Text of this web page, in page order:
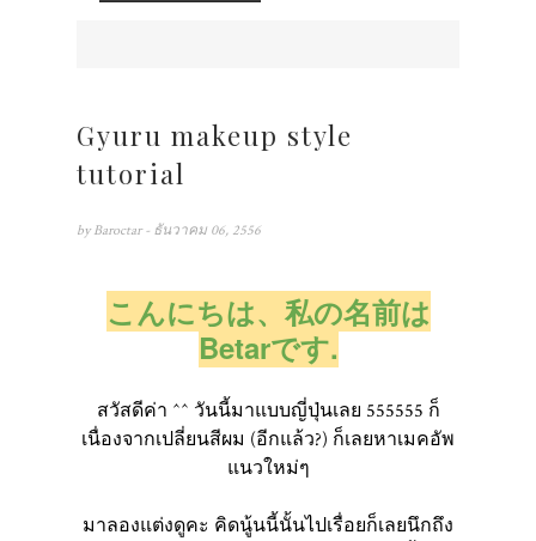
Gyuru makeup style
tutorial
by Baroctar- ธันวาคม 06, 2556
こんにちは、私の名前は
Betarです.
สวัสดีค่า ^^ วันนี้มาแบบญี่ปุ่นเลย 555555 ก็
เนื่องจากเปลี่ยนสีผม (อีกแล้ว?) ก็เลยหาเมคอัพ
แนวใหม่ๆ
มาลองแต่งดูคะ คิดนู้นนี้นั้นไปเรื่อยก็เลยนึกถึง